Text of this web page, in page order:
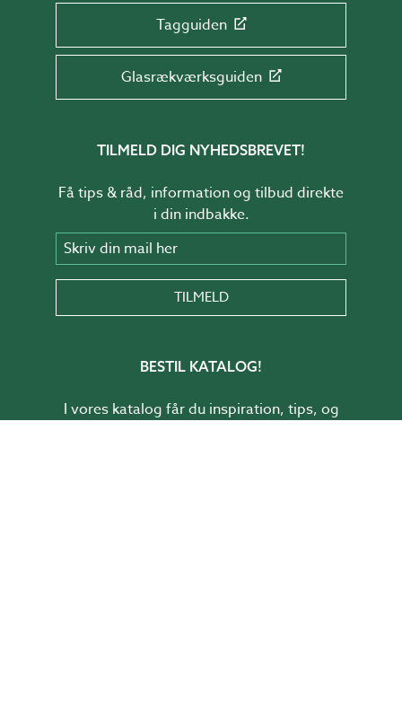
Tagguiden
Glasrækværksguiden
TILMELD DIG NYHEDSBREVET!
Få tips & råd, information og tilbud direkte
i din indbakke.
Skriv din mail her
TILMELD
BESTIL KATALOG!
I vores katalog får du inspiration, tips, og